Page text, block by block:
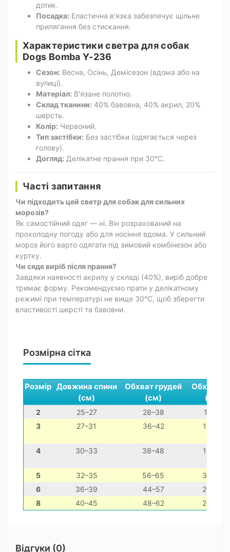
дотик.
Посадка: Еластична в'язка забезпечує щільне
прилягання без стискання.
Характеристики светра для собак
Dogs Bomba Y-236
Сезон: Весна, Осінь, Демісезон (вдома або на
вулиці).
Матеріал: В'язане полотно.
Склад тканини: 40% бавовна, 40% акрил, 20%
шерсть.
Колір: Червоний.
Тип застібки: Без застібки (одягається через
голову).
Догляд: Делікатне прання при 30°C.
Часті запитання
Чи підходить цей светр для собак для сильних
морозів?
Як самостійний одяг — ні. Він розрахований на
прохолодну погоду або для носіння вдома. У сильний
мороз його варто одягати під зимовий комбінезон або
куртку.
Чи сяде виріб після прання?
Завдяки наявності акрилу у складі (40%), виріб добре
тримає форму. Рекомендуємо прати у делікатному
режимі при температурі не вище 30°C, щоб зберегти
властивості шерсті та бавовни.
Розмірна сітка
Розмір Довжина спини
(см)
Обхват грудей
(см)
Обхват
(см)
2 25–27 28–38
11–21
3
27–31 36–42 14–24
4 30–33 38–48 16–26
5 32–35 56–65
30–40
6
36–39 44–57
20–30
8
40–45 48–62 26–36
Відгуки (0)